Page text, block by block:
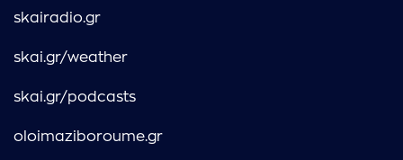
skairadio.gr
skai.gr/weather
skai.gr/podcasts
oloimaziboroume.gr